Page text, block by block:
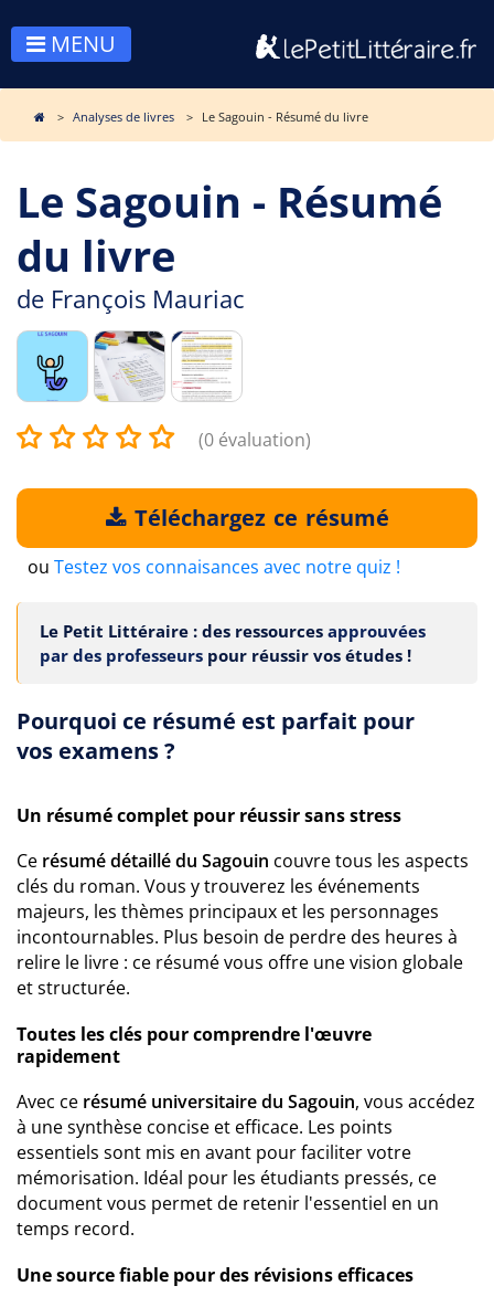
MENU
Analyses de livres Le Sagouin - Résumé du livre
Le Sagouin - Résumé
du livre
de François Mauriac
(0 évaluation)
Téléchargez ce résumé
ou Testez vos connaisances avec notre quiz !
Le Petit Littéraire : des ressources approuvées
par des professeurs pour réussir vos études !
Pourquoi ce résumé est parfait pour
vos examens ?
Un résumé complet pour réussir sans stress
Ce résumé détaillé du Sagouin couvre tous les aspects
clés du roman. Vous y trouverez les événements
majeurs, les thèmes principaux et les personnages
incontournables. Plus besoin de perdre des heures à
relire le livre : ce résumé vous offre une vision globale
et structurée.
Toutes les clés pour comprendre l'œuvre
rapidement
Avec ce résumé universitaire du Sagouin, vous accédez
à une synthèse concise et efficace. Les points
essentiels sont mis en avant pour faciliter votre
mémorisation. Idéal pour les étudiants pressés, ce
document vous permet de retenir l'essentiel en un
temps record.
Une source fiable pour des révisions efficaces